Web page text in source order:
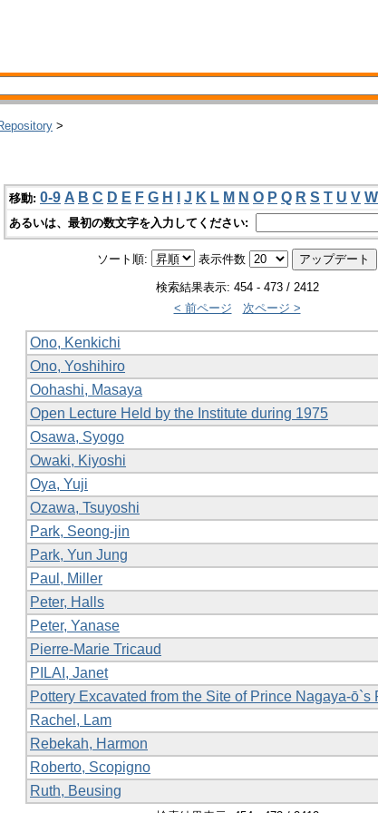
>
移動: 0-9 A B C D E F G H J K L M N O P Q R S T U V W
あるいは、最初の数文字を入力してください:
ソート順: 表示件数
検索結果表示: 454 - 473 / 2412
< 前ページ
次ページ >
Ono, Kenkichi
Ono, Yoshihiro
Oohashi, Masaya
Open Lecture Held by the Institute during 1975
Osawa, Syogo
Owaki, Kiyoshi
Oya, Yuji
Ozawa, Tsuyoshi
Park, Seong-jin
Park, Yun Jung
Paul, Miller
Peter, Halls
Peter, Yanase
Pierre-Marie Tricaud
PILAI, Janet
Pottery Excavated from the Site of Prince Nagaya-ō`s
Rachel, Lam
Rebekah, Harmon
Roberto, Scopigno
Ruth, Beusing